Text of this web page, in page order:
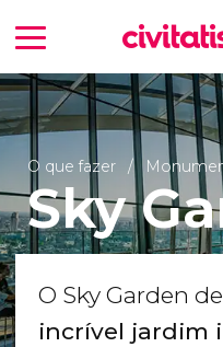
O que fazer
Sky
O Sky Garden
incrível jardim